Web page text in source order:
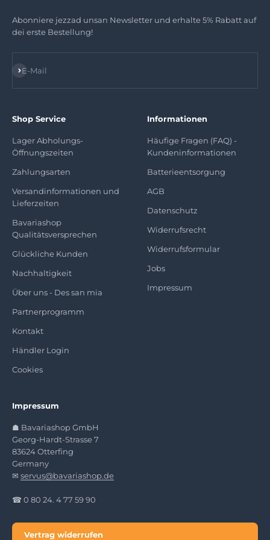
Abonniere jezzad unsan Newsletter und erhalte 5% Rabatt auf
dei erste Bestellung!
E-Mail
Abonnieren
Shop Service
Lager Abholungs-
Öffnungszeiten
Zahlungsarten
Versandinformationen und
Lieferzeiten
Bavariashop
Qualitätsversprechen
Glückliche Kunden
Nachhaltigkeit
Über uns - Des san mia
Partnerprogramm
Kontakt
Händler Login
Cookies
Informationen
Häufige Fragen (FAQ) -
Kundeninformationen
Batterieentsorgung
AGB
Datenschutz
Widerrufsrecht
Widerrufsformular
Jobs
Impressum
Impressum
☗ Bavariashop GmbH
Georg-Hardt-Strasse 7
83624 Otterfing
Germany
✉ servus@bavariashop.de
☎ 0 80 24. 4 77 59 90
Vertrag widerrufen